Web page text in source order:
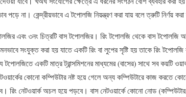
পড়ে না। কেন্দ্রীয়ভাবে এ টপোলজি নিয়ন্ত্রণ করা যায় বলে ত্রুটি নির্ণয়
এবং ৩নং চিত্রটি বাস টপোলজির। রিং টপোলজি থেকে বাস টপোলজি
সংযুক্ত করা হয় যাতে একটি রিং বা লুপের সৃষ্টি হয় তাকে রিং
একটি মাত্র ট্রান্সমিশনের মাধ্যমের (বাসের) সাথে সব কয়টি
কোনো কম্পিউটার নষ্ট হয়ে গেলে অন্য কম্পিউটারে কাজ করতে
রিং নেটওয়ার্ক অচল হয়ে পড়বে। বাস নেটওয়ার্কে কোনো নোড